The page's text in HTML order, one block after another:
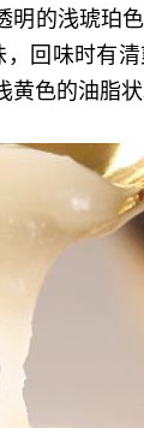
的浅琥珀
回味时有
色的油脂状